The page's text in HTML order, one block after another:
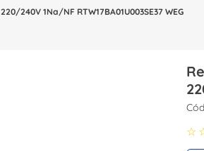
240V 1Na/NF RTW17BA01U003SE37 WEG
☆